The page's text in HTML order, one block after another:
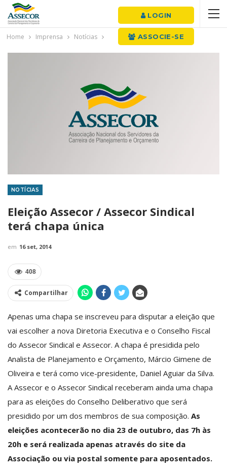
LOGIN
ASSOCIE-SE
Home Imprensa Notícias
NOTÍCIAS
Eleição Assecor / Assecor Sindical
terá chapa única
em 16 set, 2014
408
Compartilhar
Apenas uma chapa se inscreveu para disputar a eleição que
vai escolher a nova Diretoria Executiva e o Conselho Fiscal
do Assecor Sindical e Assecor. A chapa é presidida pelo
Analista de Planejamento e Orçamento, Márcio Gimene de
Oliveira e terá como vice-presidente, Daniel Aguiar da Silva.
A Assecor e o Assecor Sindical receberam ainda uma chapa
para as eleições do Conselho Deliberativo que será
presidido por um dos membros de sua composição. As
eleições acontecerão no dia 23 de outubro, das 7h às
20h e será realizada apenas através do site da
Associação ou via postal somente para aposentados.